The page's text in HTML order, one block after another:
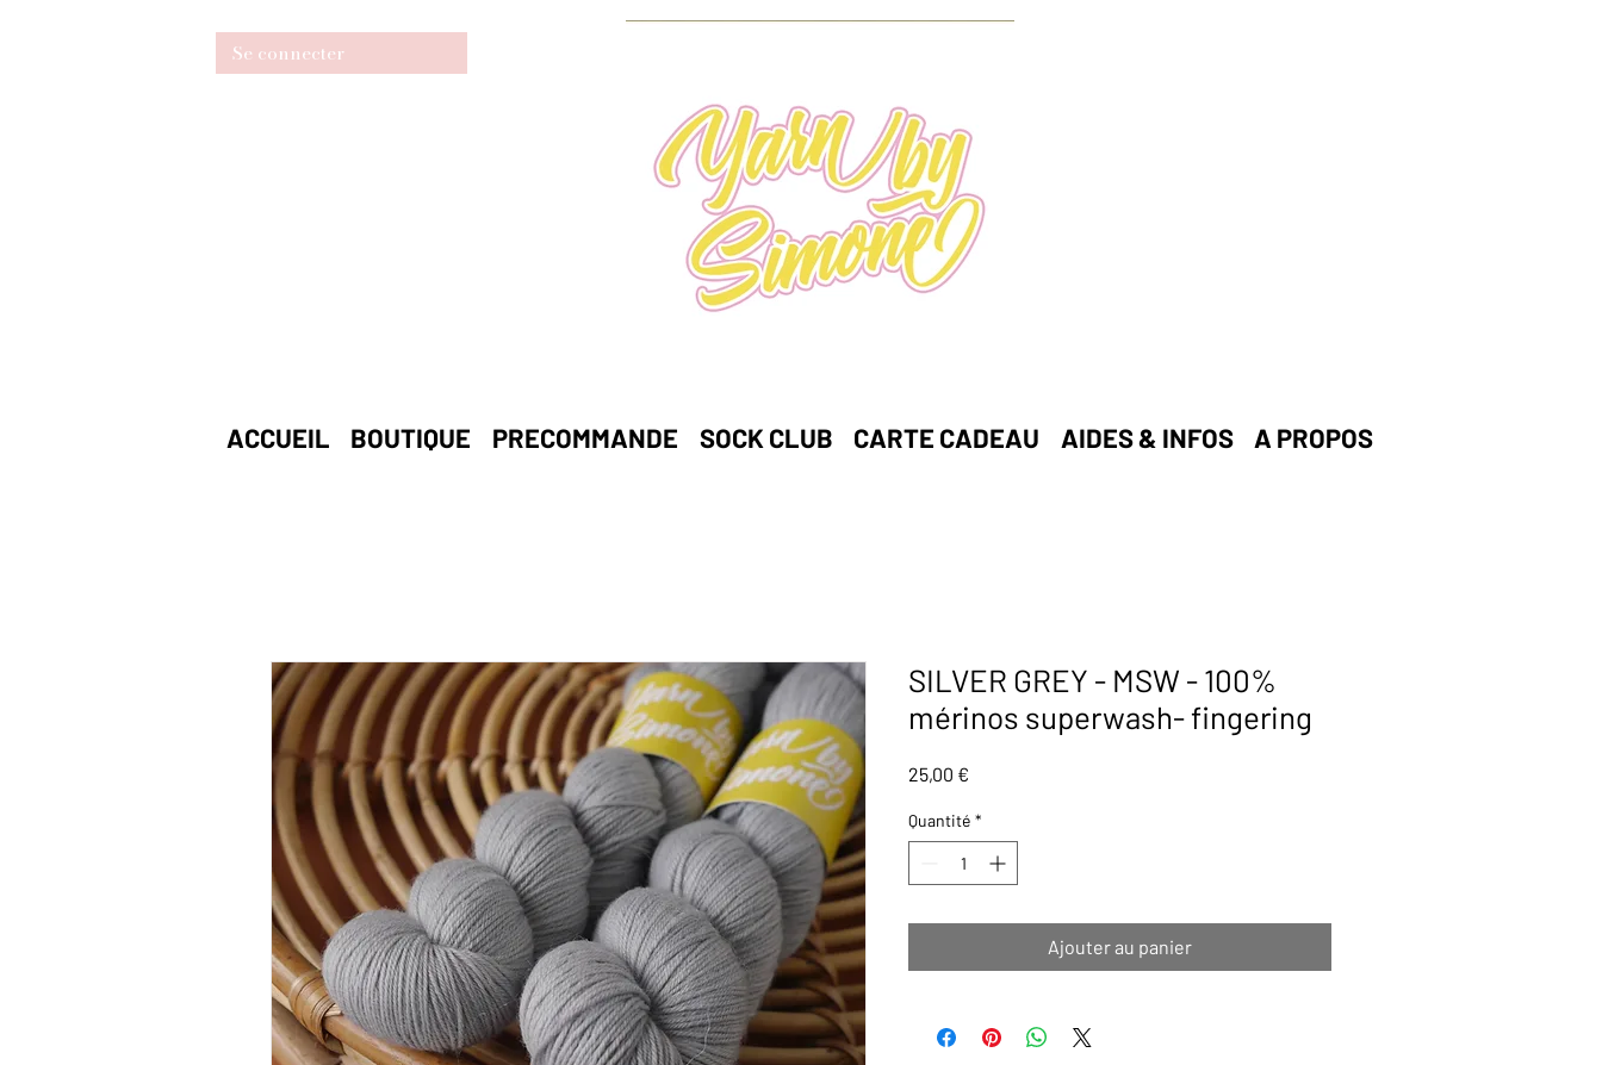
Se connecter
ACCUEIL BOUTIQUE PRECOMMANDE SOCK CLUB CARTE CADEAU AIDES & INFOS A PROPOS
SILVER GREY - MSW - 100%
mérinos superwash- fingering
25,00 €
Quantité *
Ajouter au panier